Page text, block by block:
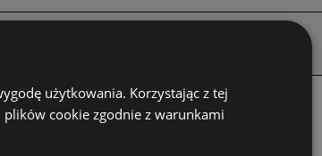
,ciernikużytkowania. Korzystając z tej
plików cookie zgodnie z warunkami